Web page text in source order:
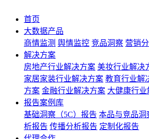
首页
大数据产品
商情监测 舆情监控 竞品洞察 营销
解决方案
房地产行业解决方案 美妆行业解决
家居家装行业解决方案 教育行业解
方案 金融行业解决方案 大健康行
报告案例库
基础洞察（5C）报告 本品与竞品洞
析报告 传播分析报告 定制化报告